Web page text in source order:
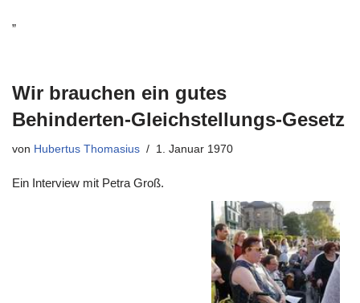
„
Wir brauchen ein gutes
Behinderten-Gleichstellungs-Gesetz
von Hubertus Thomasius 1. Januar 1970
Ein Interview mit Petra Groß.